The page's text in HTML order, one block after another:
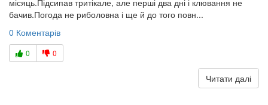
місяць.Підсипав тритікале, але перші два дні і клювання не
бачив.Погода не риболовна і ще й до того повн...
0 Коментарів
0 0
Читати далі